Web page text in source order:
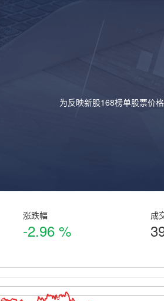
为反映新股168榜单股票价
涨跌幅
-2.96 %
成